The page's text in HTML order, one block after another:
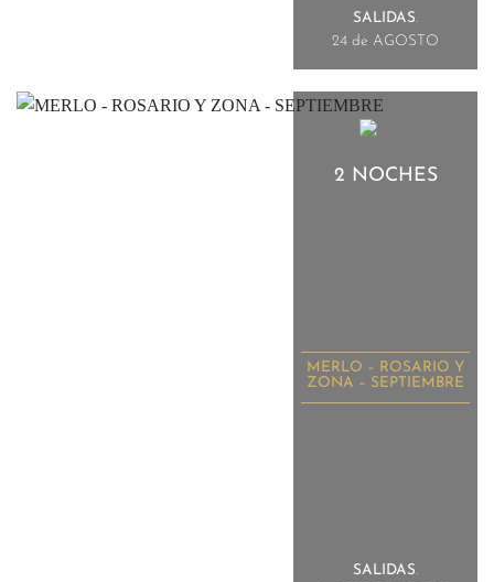
SALIDAS.
24 de AGOSTO
2 NOCHES
MERLO – ROSARIO Y
ZONA – SEPTIEMBRE
SALIDAS.